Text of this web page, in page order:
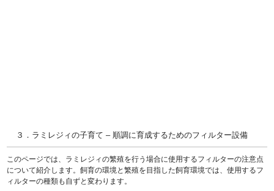
３．ラミレジィの子育て – 順調に育成するためのフィルター設備
このページでは、 ラミレジィの繁殖を行う場合に使用するフィルターの注意点
について紹介します。飼育の環境と繁殖を目指した飼育環境では、使用するフ
ィルターの種類も自ずと変わります。